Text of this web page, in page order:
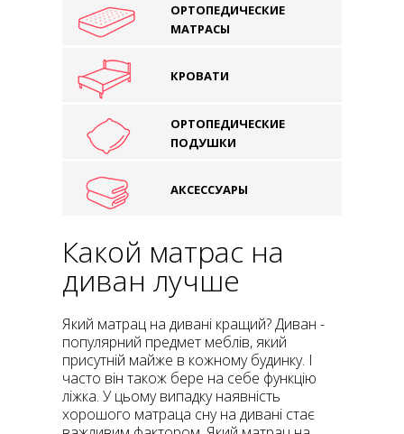
ОРТОПЕДИЧЕСКИЕ
МАТРАСЫ
КРОВАТИ
ОРТОПЕДИЧЕСКИЕ
ПОДУШКИ
АКСЕССУАРЫ
Какой матрас на
диван лучше
Який матрац на дивані кращий? Диван -
популярний предмет меблів, який
присутній майже в кожному будинку. І
часто він також бере на себе функцію
ліжка. У цьому випадку наявність
хорошого матраца сну на дивані стає